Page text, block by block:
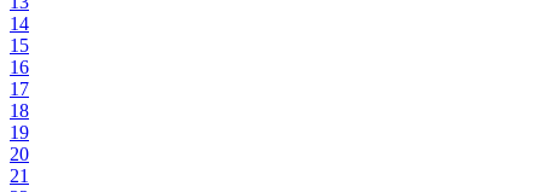
14
15
16
17
18
19
20
21